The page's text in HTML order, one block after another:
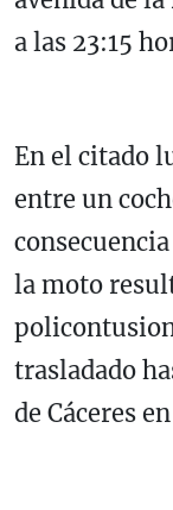
a las 23:15
En el citado
entre un
la moto
trasladado
de Cáceres